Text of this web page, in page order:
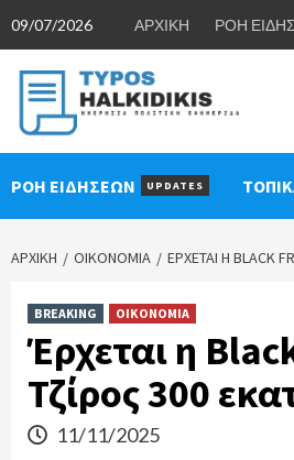
content
09/07/2026 ΑΡΧΙΚΗ ΡΟΗ
ΡΟΗ ΕΙΔΗΣΕΩΝ UPDATES
ΑΡΧΙΚΉ ΟΙΚΟΝΟΜΙΑ ΈΡΧΕΤΑΙ Η BLACK
BREAKING ΟΙΚΟΝΟΜΙΑ
Έρχεται η
Τζίρος 300
11/11/2025